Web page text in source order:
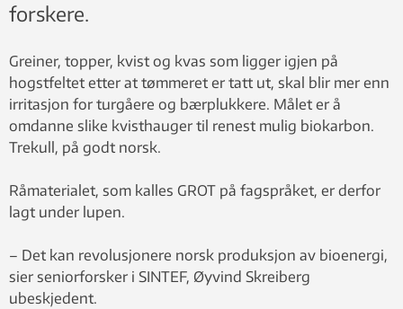
forskere.
Greiner, topper, kvist og kvas som ligger igjen på
hogstfeltet etter at tømmeret er tatt ut, skal blir mer enn
irritasjon for turgåere og bærplukkere. Målet er å
omdanne slike kvisthauger til renest mulig biokarbon.
Trekull, på godt norsk.
Råmaterialet, som kalles GROT på fagspråket, er derfor
lagt under lupen.
– Det kan revolusjonere norsk produksjon av bioenergi,
sier seniorforsker i SINTEF, Øyvind Skreiberg
ubeskjedent.